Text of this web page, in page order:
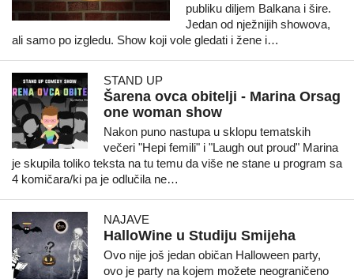
publiku diljem Balkana i šire.
Jedan od nježnijih showova,
ali samo po izgledu. Show koji vole gledati i žene i…
STAND UP
Šarena ovca obitelji - Marina Orsag
one woman show
Nakon puno nastupa u sklopu tematskih
večeri "Hepi femili" i "Laugh out proud" Marina
je skupila toliko teksta na tu temu da više ne stane u program sa
4 komičara/ki pa je odlučila ne…
NAJAVE
HalloWine u Studiju Smijeha
Ovo nije još jedan običan Halloween party,
ovo je party na kojem možete neograničeno